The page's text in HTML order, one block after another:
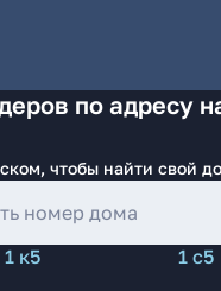
по адресу
чтобы найти свой
1 к5
1 с5